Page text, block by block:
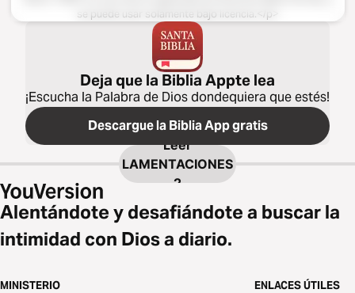
se puede usar solamente bajo licencia.</p>
Deja que la Biblia Appte lea
¡Escucha la Palabra de Dios dondequiera que estés!
Descargue la Biblia App gratis
Leer
LAMENTACIONES
2
Alentándote y desafiándote a buscar la
intimidad con Dios a diario.
MINISTERIO ENLACES ÚTILES